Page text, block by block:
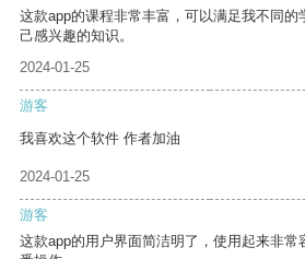
这款app的课程非常丰富，可以满足我不同的
己感兴趣的知识。
2024-01-25
游客
我喜欢这个软件 作者加油
2024-01-25
游客
这款app的用户界面简洁明了，使用起来非